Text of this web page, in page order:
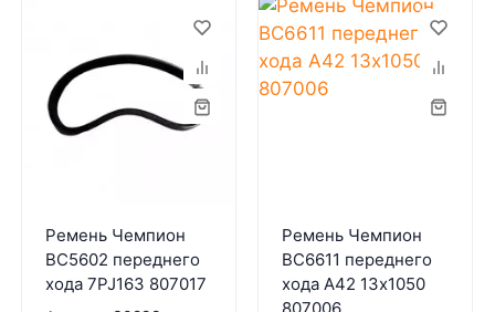
Ремень Чемпион
BC5602 переднего
хода 7PJ163 807017
Ремень Чемпион
BC6611 переднего
хода А42 13х1050